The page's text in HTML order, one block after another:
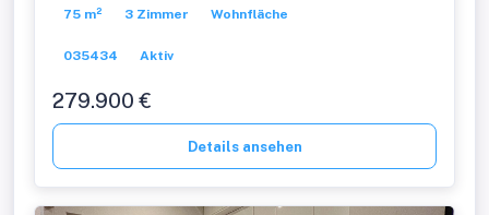
75 m² 3 Zimmer Wohnfläche
035434 Aktiv
279.900 €
Details ansehen